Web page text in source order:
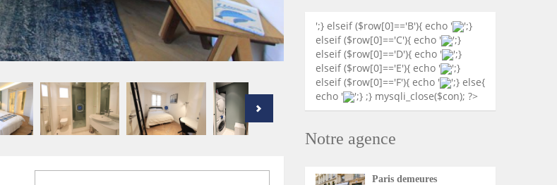
';} elseif ($row[0]=='B'){ echo '
';}
elseif ($row[0]=='C'){ echo '
';}
elseif ($row[0]=='D'){ echo '
';}
elseif ($row[0]=='E'){ echo '
';}
elseif ($row[0]=='F'){ echo '
';} else{
echo '
';} ;} mysqli_close($con); ?>
Notre agence
Paris demeures